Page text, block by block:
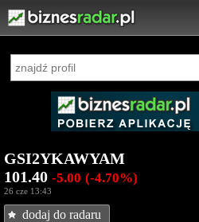
GSI2YKAWYAM
101.40 -5.00 (-4.70%)
26 cze 13:43
dodaj do radaru